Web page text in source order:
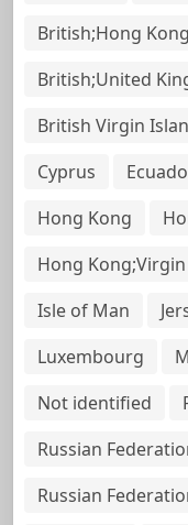
British;Hong Kong
British;United
British Virgin
Cyprus
Hong Kong
Hong
Isle of Man
Luxembourg
Not identified
Russian
Russian